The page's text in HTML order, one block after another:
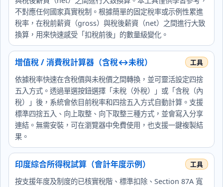
不對應任何國家真實稅制。根據簡單的固定稅率或示例性累進
稅率，在稅前薪資（gross）與稅後薪資（net）之間進行大致
換算，用來快速感受「扣稅前後」的數量級變化。
增值稅 / 消費稅計算器（含稅↔未稅）
依據稅率快速在含稅價與未稅價之間轉換，並可靈活設定四捨
五入方式。透過單選按鈕選擇「未稅（外稅）」或「含稅（內
稅）」後，系統會依目前稅率和四捨五入方式自動計算。支援
標準四捨五入、向上取整、向下取整三種方式，並會寫入分享
連結。無需安裝，可在瀏覽器中免費使用，也支援一鍵複製結
果。
印度綜合所得稅試算（會計年度示例）
按支援年度及制度的已核實稅階、標準扣除、Section 87A 寬